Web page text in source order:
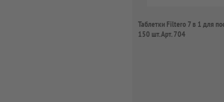
Таблетки Filtero 7 в 1 для
150 шт. Арт. 704